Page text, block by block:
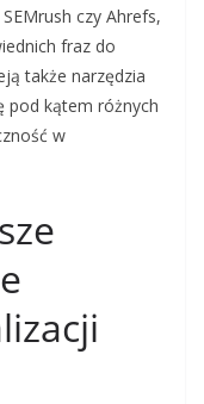
czy Ahrefs,
fraz do
także narzędzia
pod kątem różnych
w